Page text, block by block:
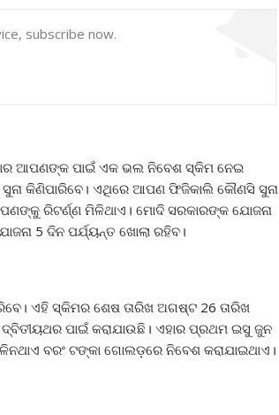
subscribe now.
ଆପଣଙ୍କ ପାଇଁ ଏକ ଭଲ ନିବେଶ ସ୍କିମ ନେଇ
କିଣିପାରିବେ। ଏଥିରେ ଆପଣ ଫିଜିକାଲି କୌଣସି ସୁନା
ରିଟର୍ଣ୍ଣ ମିଳିଥାଏ। ମୋଦି ସରକାରଙ୍କ ଯୋଜନା
5 ଦିନ ପର୍ଯ୍ୟନ୍ତ ଖୋଲା ରହିବ।
ଏହି ସ୍କିମର ଶେଷ ତାରିଖ ଅଗଷ୍ଟ 26 ତାରିଖ
ପାଇଁ କରାଯାଉଛି। ଏହାର ପ୍ରଥମ ଇସୁ ଜୁନ
ବରଂ ଟଙ୍କା ଗୋଲଡ଼ରେ ନିବେଶ କରାଯାଇଥାଏ।